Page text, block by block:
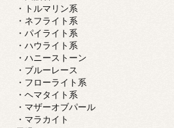
・トルマリン系
・ネフライト系
・パイライト系
・ハウライト系
・ハニーストーン
・ブルーレース
・フローライト系
・ヘマタイト系
・マザーオブパール
・マラカイト